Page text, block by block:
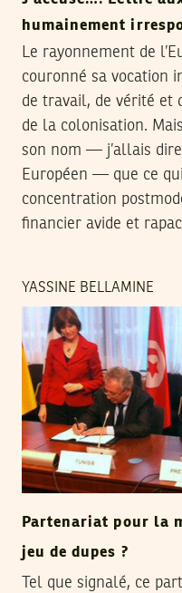
humainement
Le rayonnement de
couronné sa vocation
de travail, de vérité et
de la colonisation.
son nom — j’allais
Européen — que ce
concentration
financier avide et
YASSINE BELLAMINE
Partenariat pour la
jeu de dupes ?
Tel que signalé, ce